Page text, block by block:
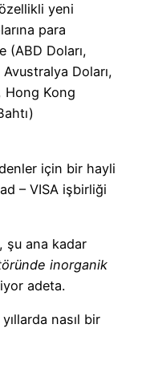
yeni
para
(ABD Doları,
Doları,
Hong Kong
için bir hayli
– VISA işbirliği
şu ana kadar
inorganik
adeta.
nasıl bir